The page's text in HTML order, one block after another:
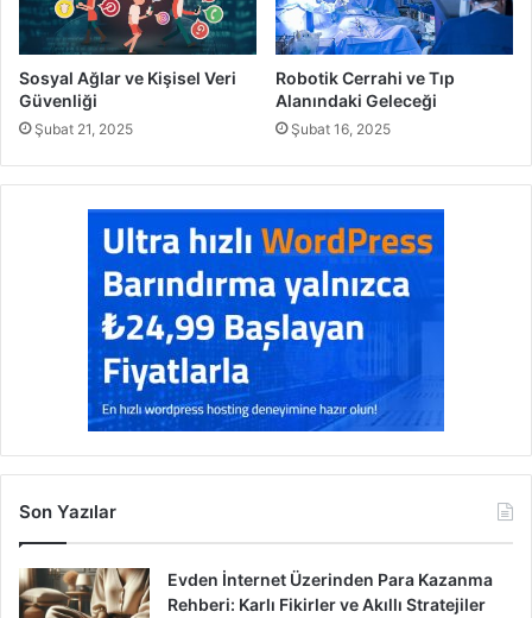
Sosyal Ağlar ve Kişisel Veri
Güvenliği
Şubat 21, 2025
Robotik Cerrahi ve Tıp
Alanındaki Geleceği
Şubat 16, 2025
Son Yazılar
Evden İnternet Üzerinden Para Kazanma
Rehberi: Karlı Fikirler ve Akıllı Stratejiler